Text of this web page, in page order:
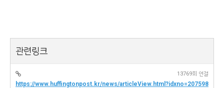
관련링크
https://www.huffingtonpost.kr/news/articleView.html?idxno=207598
13769회 연결